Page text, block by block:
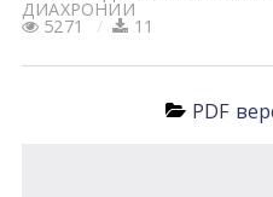
ДИАХРОНИИ
5271 11
PDF